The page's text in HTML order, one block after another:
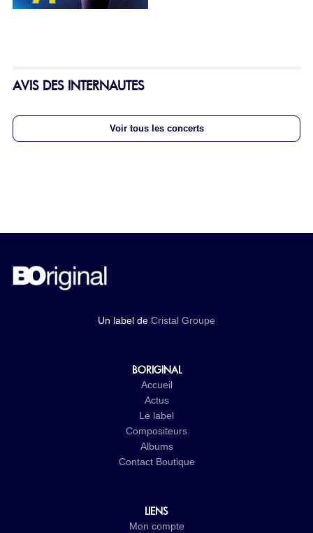
AVIS DES INTERNAUTES
Voir tous les concerts
Un label de Cristal Groupe
BORIGINAL
Accueil
Actus
Le label
Compositeurs
Albums
Contact Boutique
LIENS
Mon compte